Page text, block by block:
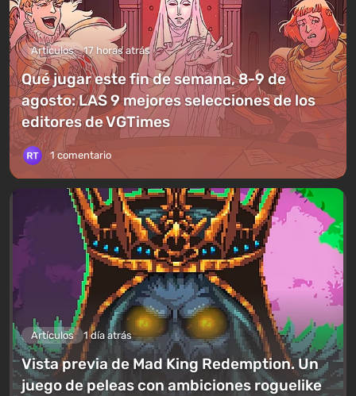
Artículos 17 horas atrás
Qué jugar este fin de semana, 8-9 de
agosto: LAS 9 mejores selecciones de los
editores de VGTimes
1 comentario
Artículos 1 día atrás
Vista previa de Mad King Redemption. Un
juego de peleas con ambiciones roguelike